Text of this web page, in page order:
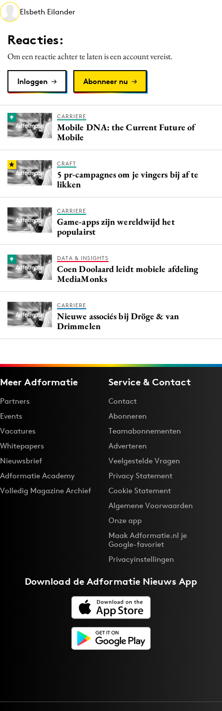
Elsbeth Eilander
Reacties:
Om een reactie achter te laten is een account vereist.
Inloggen Abonneer nu
CARRIERE
Mobile DNA: the Current Future of
Mobile
CRAFT
5 pr-campagnes om je vingers bij af te
likken
CARRIERE
Game-apps zijn wereldwijd het
populairst
DATA & INSIGHTS
Coen Doolaard leidt mobiele afdeling
MediaMonks
CARRIERE
Nieuwe associés bij Dröge & van
Drimmelen
Meer Adformatie
Partners
Events
Vacatures
Whitepapers
Nieuwsbrief
Adformatie Academy
Volledig Magazine Archief
Service & Contact
Contact
Abonneren
Teamabonnementen
Adverteren
Veelgestelde Vragen
Privacy Statement
Cookie Statement
Algemene Voorwaarden
Onze app
Maak Adformatie.nl je
Google-favoriet
Privacyinstellingen
Download deAdformatie Nieuws App